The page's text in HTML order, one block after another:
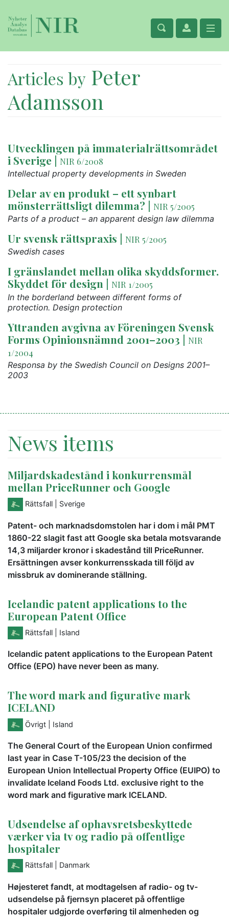
Articles by Peter
Adamsson
Utvecklingen på immaterialrättsområdet
i Sverige | NIR 6/2008
Intellectual property developments in Sweden
Delar av en produkt – ett synbart
mönsterrättsligt dilemma? | NIR 5/2005
Parts of a product – an apparent design law dilemma
Ur svensk rättspraxis | NIR 5/2005
Swedish cases
I gränslandet mellan olika skyddsformer.
Skyddet för design | NIR 1/2005
In the borderland between different forms of
protection. Design protection
Yttranden avgivna av Föreningen Svensk
Forms Opinionsnämnd 2001–2003 | NIR
1/2004
Responsa by the Swedish Council on Designs 2001–
2003
News items
Miljardskadestånd i konkurrensmål
mellan PriceRunner och Google
Rättsfall | Sverige
Patent- och marknadsdomstolen har i dom i mål PMT
1860-22 slagit fast att Google ska betala motsvarande
14,3 miljarder kronor i skadestånd till PriceRunner.
Ersättningen avser konkurrensskada till följd av
missbruk av dominerande ställning.
Icelandic patent applications to the
European Patent Office
Rättsfall | Island
Icelandic patent applications to the European Patent
Office (EPO) have never been as many.
The word mark and figurative mark
ICELAND
Övrigt | Island
The General Court of the European Union confirmed
last year in Case T-105/23 the decision of the
European Union Intellectual Property Office (EUIPO) to
invalidate Iceland Foods Ltd. exclusive right to the
word mark and figurative mark ICELAND.
Udsendelse af ophavsretsbeskyttede
værker via tv og radio på offentlige
hospitaler
Rättsfall | Danmark
Højesteret fandt, at modtagelsen af radio- og tv-
udsendelse på fjernsyn placeret på offentlige
hospitaler udgjorde overføring til almenheden og